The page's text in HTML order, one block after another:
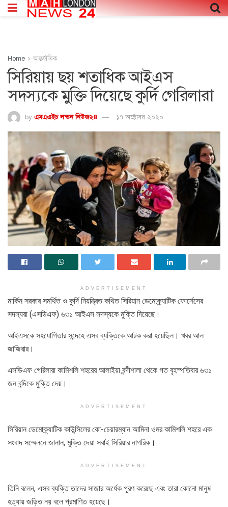
Home আন্তর্জাতিক
সিরিয়ায় ছয় শতাধিক আইএস
সদস্যকে মুক্তি দিয়েছে কুর্দি গেরিলারা
by এমএএইচ লন্ডন নিউজ২৪ ১৭ অক্টোবর ২০২০
ADVERTISEMENT
মার্কিন সরকার সমর্থিত ও কুর্দি নিয়ন্ত্রিত কথিত সিরিয়ান ডেমোক্র্যাটিক ফোর্সেসের
সদস্যরা (এসডিএফ) ৬৩১ আইএস সদস্যকে মুক্তি দিয়েছে।
আইএসকে সহযোগিতার সন্দেহে এসব ব্যক্তিকে আটক করা হয়েছিল। খবর আল
জাজিরার।
এসডিএফ গেরিলারা কামিশলি শহরের আলাইয়া বন্দীশালা থেকে গত বৃহস্পতিবার ৬৩১
জন বন্দিকে মুক্তি দেয়।
ADVERTISEMENT
সিরিয়ান ডেমোক্র্যাটিক কাউন্সিলের কো-চেয়ারম্যান আমিনা ওমর কামিশলি শহরে এক
সংবাদ সম্মেলনে জানান, মুক্তি দেয়া সবাই সিরিয়ার নাগরিক।
ADVERTISEMENT
তিনি বলেন, এসব ব্যক্তি তাদের সাজার অর্ধেক পূরণ করেছে এবং তারা কোনো মানুষ
হত্যায় জড়িত নয় বলে প্রমাণিত হয়েছে।